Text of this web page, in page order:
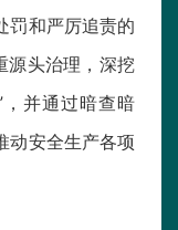
罚和严厉追责的
源头治理，深挖
并通过暗查暗
动安全生产各项